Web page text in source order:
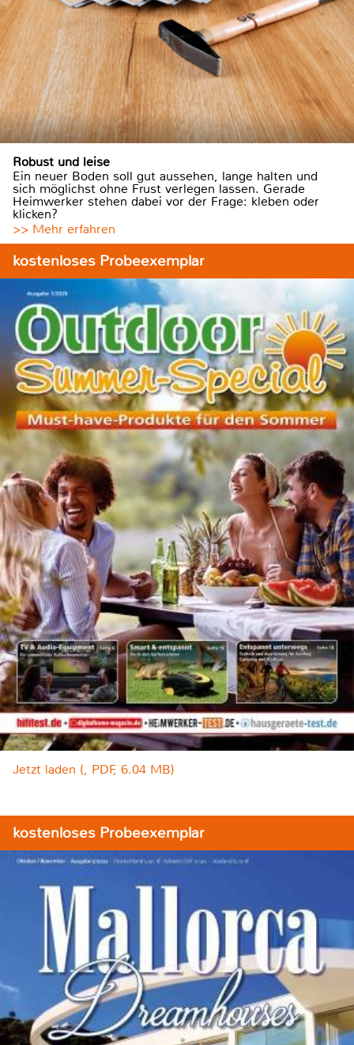
Robust und leise
Ein neuer Boden soll gut aussehen, lange halten und
sich möglichst ohne Frust verlegen lassen. Gerade
Heimwerker stehen dabei vor der Frage: kleben oder
klicken?
>> Mehr erfahren
kostenloses Probeexemplar
Jetzt laden (, PDF, 6.04 MB)
kostenloses Probeexemplar